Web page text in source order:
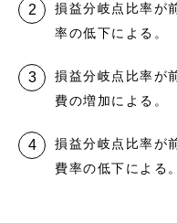
損益分岐点比率が
率の低下による。
損益分岐点比率が
費の増加による。
損益分岐点比率が
費率の低下による。